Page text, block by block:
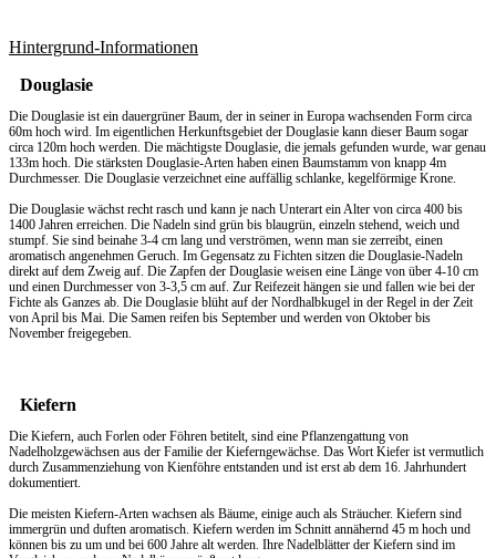
Hintergrund-Informationen
Douglasie
Die Douglasie ist ein dauergrüner Baum, der in seiner in Europa wachsenden Form circa
60m hoch wird. Im eigentlichen Herkunftsgebiet der Douglasie kann dieser Baum sogar
circa 120m hoch werden. Die mächtigste Douglasie, die jemals gefunden wurde, war genau
133m hoch. Die stärksten Douglasie-Arten haben einen Baumstamm von knapp 4m
Durchmesser. Die Douglasie verzeichnet eine auffällig schlanke, kegelförmige Krone.
Die Douglasie wächst recht rasch und kann je nach Unterart ein Alter von circa 400 bis
1400 Jahren erreichen. Die Nadeln sind grün bis blaugrün, einzeln stehend, weich und
stumpf. Sie sind beinahe 3-4 cm lang und verströmen, wenn man sie zerreibt, einen
aromatisch angenehmen Geruch. Im Gegensatz zu Fichten sitzen die Douglasie-Nadeln
direkt auf dem Zweig auf. Die Zapfen der Douglasie weisen eine Länge von über 4-10 cm
und einen Durchmesser von 3-3,5 cm auf. Zur Reifezeit hängen sie und fallen wie bei der
Fichte als Ganzes ab. Die Douglasie blüht auf der Nordhalbkugel in der Regel in der Zeit
von April bis Mai. Die Samen reifen bis September und werden von Oktober bis
November freigegeben.
Kiefern
Die Kiefern, auch Forlen oder Föhren betitelt, sind eine Pflanzengattung von
Nadelholzgewächsen aus der Familie der Kieferngewächse. Das Wort Kiefer ist vermutlich
durch Zusammenziehung von Kienföhre entstanden und ist erst ab dem 16. Jahrhundert
dokumentiert.
Die meisten Kiefern-Arten wachsen als Bäume, einige auch als Sträucher. Kiefern sind
immergrün und duften aromatisch. Kiefern werden im Schnitt annähernd 45 m hoch und
können bis zu um und bei 600 Jahre alt werden. Ihre Nadelblätter der Kiefern sind im